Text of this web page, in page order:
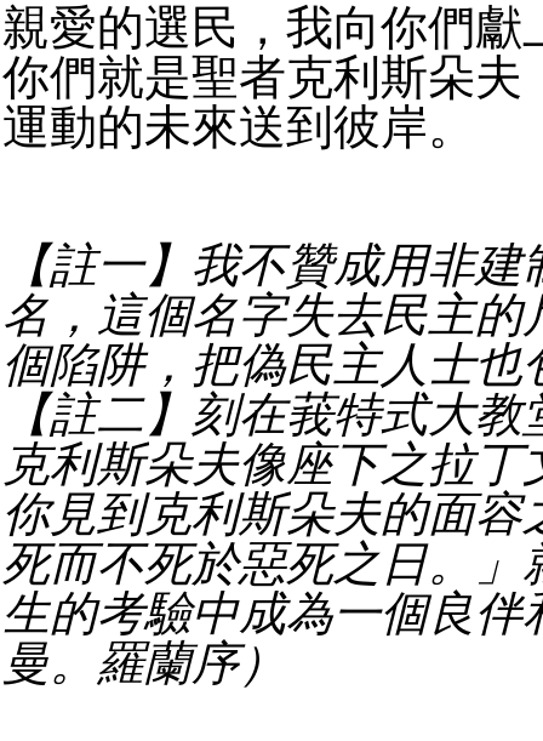
親愛的選民，我向你們獻
你們就是聖者克利斯朵夫
運動的未來送到彼岸。
【註一】我不贊成用非
名，這個名字失去民主的
個陷阱，把偽民主人士也
【註二】刻在莪特式大
克利斯朵夫像座下之拉丁
你見到克利斯朵夫的面容
死而不死於惡死之日。」
生的考驗中成為一個良伴
曼。羅蘭序）